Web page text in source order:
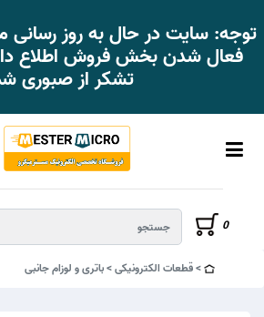
توجه: سایت در حال به روز
فعال شدن بخش فروش اطلاع
تشکر از صبوری
0
قطعات الکترونیکی باتری و لوزام جانبی